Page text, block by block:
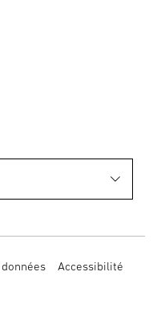
Accessibilité